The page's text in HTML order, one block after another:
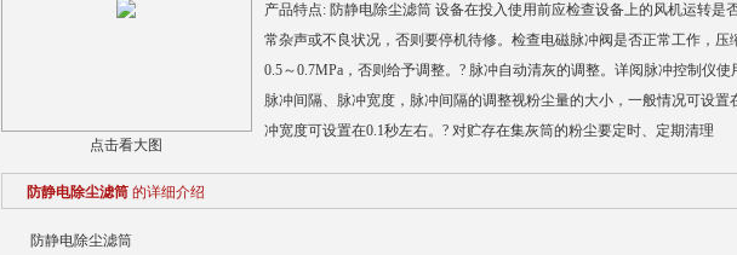
点击看大图
产品特点: 防静电除尘滤筒 设备在投入使用前应检查设备上的风机运转是
常杂声或不良状况，否则要停机待修。检查电磁脉冲阀是否正常工作，压
0.5～0.7MPa，否则给予调整。? 脉冲自动清灰的调整。详阅脉冲控制仪
脉冲间隔、脉冲宽度，脉冲间隔的调整视粉尘量的大小，一般情况可设置
冲宽度可设置在0.1秒左右。? 对贮存在集灰筒的粉尘要定时、定期清理
防静电除尘滤筒 的详细介绍
防静电除尘滤筒